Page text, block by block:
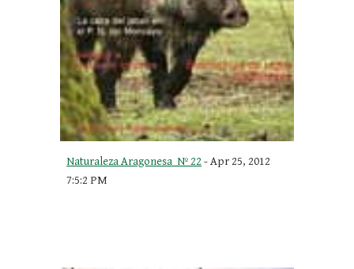
Naturaleza Aragonesa  Nº 22 - Apr 25, 2012
7:5:2 PM